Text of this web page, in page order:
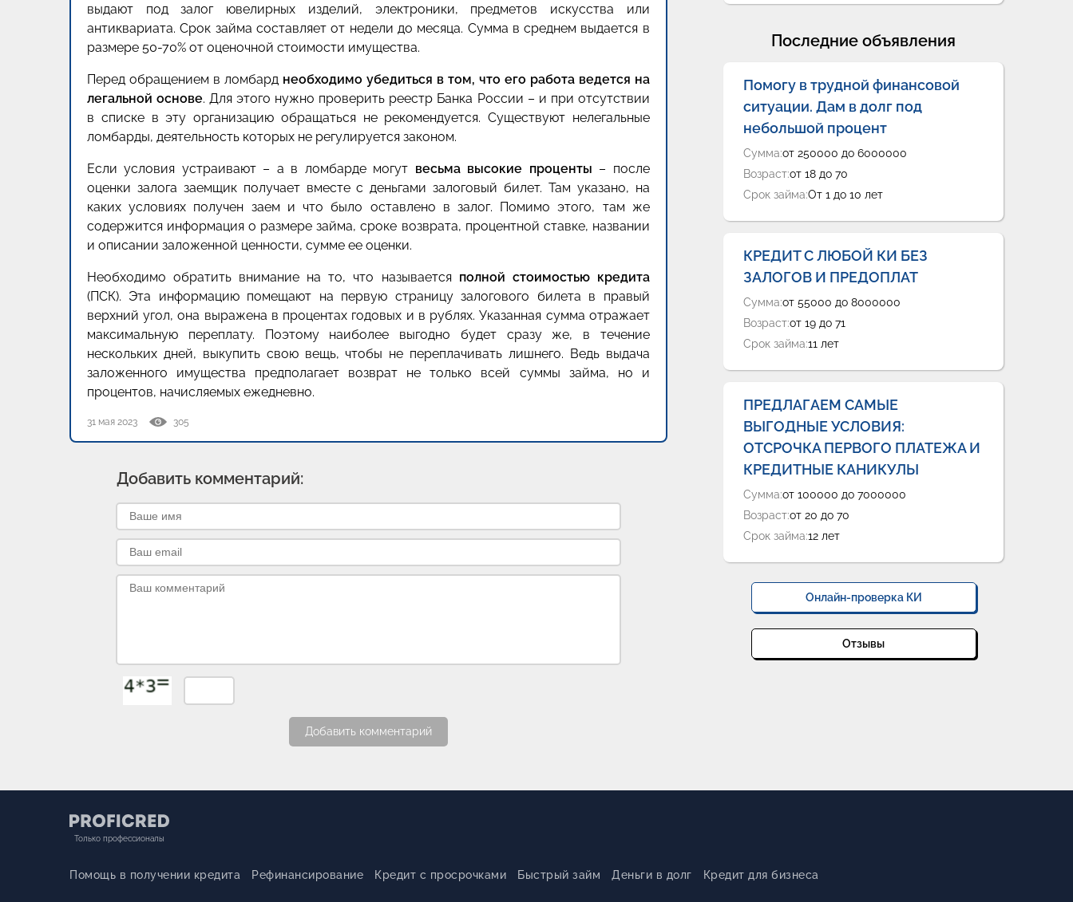
выдают под залог ювелирных изделий, электроники, предметов искусства или
антиквариата. Срок займа составляет от недели до месяца. Сумма в среднем выдается в
размере 50-70% от оценочной стоимости имущества.
Перед обращением в ломбард необходимо убедиться в том, что его работа ведется на
легальной основе. Для этого нужно проверить реестр Банка России – и при отсутствии
в списке в эту организацию обращаться не рекомендуется. Существуют нелегальные
ломбарды, деятельность которых не регулируется законом.
Если условия устраивают – а в ломбарде могут весьма высокие проценты – после
оценки залога заемщик получает вместе с деньгами залоговый билет. Там указано, на
каких условиях получен заем и что было оставлено в залог. Помимо этого, там же
содержится информация о размере займа, сроке возврата, процентной ставке, названии
и описании заложенной ценности, сумме ее оценки.
Необходимо обратить внимание на то, что называется полной стоимостью кредита
(ПСК). Эта информацию помещают на первую страницу залогового билета в правый
верхний угол, она выражена в процентах годовых и в рублях. Указанная сумма отражает
максимальную переплату. Поэтому наиболее выгодно будет сразу же, в течение
нескольких дней, выкупить свою вещь, чтобы не переплачивать лишнего. Ведь выдача
заложенного имущества предполагает возврат не только всей суммы займа, но и
процентов, начисляемых ежедневно.
31 мая 2023 305
Добавить комментарий:
Добавить комментарий
Последние объявления
Помогу в трудной финансовой
ситуации. Дам в долг под
небольшой процент
Сумма:от 250000 до 6000000
Возраст:от 18 до 70
Срок займа:От 1 до 10 лет
КРЕДИТ С ЛЮБОЙ КИ БЕЗ
ЗАЛОГОВ И ПРЕДОПЛАТ
Сумма:от 55000 до 8000000
Возраст:от 19 до 71
Срок займа:11 лет
ПРЕДЛАГАЕМ САМЫЕ
ВЫГОДНЫЕ УСЛОВИЯ:
ОТСРОЧКА ПЕРВОГО ПЛАТЕЖА И
КРЕДИТНЫЕ КАНИКУЛЫ
Сумма:от 100000 до 7000000
Возраст:от 20 до 70
Срок займа:12 лет
Онлайн-проверка КИ
Отзывы
Только профессионалы
Помощь в получении кредита Рефинансирование Кредит с просрочками Быстрый займ Деньги в долг Кредит для бизнеса